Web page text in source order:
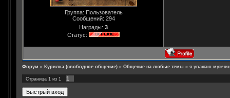
Группа: Пользователь
Сообщений: 294
Награды: 3
Статус:
Форум » Курилка (свободное общение) » Общение на любые темы » я уважаю
Страница 1 из 1 1